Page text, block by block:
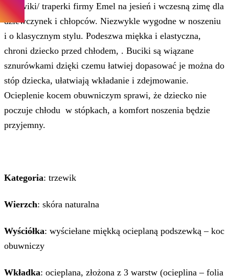
Trzewiki/ traperki firmy Emel na jesień i wczesną zimę dla
dziewczynek i chłopców. Niezwykle wygodne w noszeniu
i o klasycznym stylu. Podeszwa miękka i elastyczna,
chroni dziecko przed chłodem, . Buciki są wiązane
sznurówkami dzięki czemu łatwiej dopasować je można do
stóp dziecka, ułatwiają wkładanie i zdejmowanie.
Ocieplenie kocem obuwniczym sprawi, że dziecko nie
poczuje chłodu w stópkach, a komfort noszenia będzie
przyjemny.
Kategoria: trzewik
Wierzch: skóra naturalna
Wyściółka: wyściełane miękką ocieplaną podszewką – koc
obuwniczy
Wkładka: ocieplana, złożona z 3 warstw (ocieplina – folia